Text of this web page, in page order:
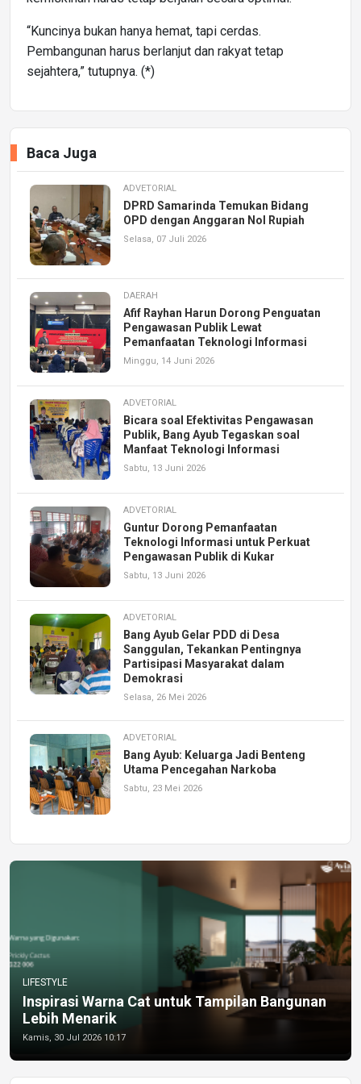
“Kuncinya bukan hanya hemat, tapi cerdas.
Pembangunan harus berlanjut dan rakyat tetap
sejahtera,” tutupnya. (*)
Baca Juga
ADVETORIAL
DPRD Samarinda Temukan Bidang
OPD dengan Anggaran Nol Rupiah
Selasa, 07 Juli 2026
DAERAH
Afif Rayhan Harun Dorong Penguatan
Pengawasan Publik Lewat
Pemanfaatan Teknologi Informasi
Minggu, 14 Juni 2026
ADVETORIAL
Bicara soal Efektivitas Pengawasan
Publik, Bang Ayub Tegaskan soal
Manfaat Teknologi Informasi
Sabtu, 13 Juni 2026
ADVETORIAL
Guntur Dorong Pemanfaatan
Teknologi Informasi untuk Perkuat
Pengawasan Publik di Kukar
Sabtu, 13 Juni 2026
ADVETORIAL
Bang Ayub Gelar PDD di Desa
Sanggulan, Tekankan Pentingnya
Partisipasi Masyarakat dalam
Demokrasi
Selasa, 26 Mei 2026
ADVETORIAL
Bang Ayub: Keluarga Jadi Benteng
Utama Pencegahan Narkoba
Sabtu, 23 Mei 2026
LIFESTYLE
Inspirasi Warna Cat untuk Tampilan Bangunan
Lebih Menarik
Kamis, 30 Jul 2026 10:17